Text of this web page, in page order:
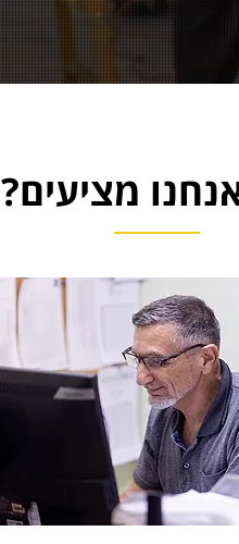
מציעים?